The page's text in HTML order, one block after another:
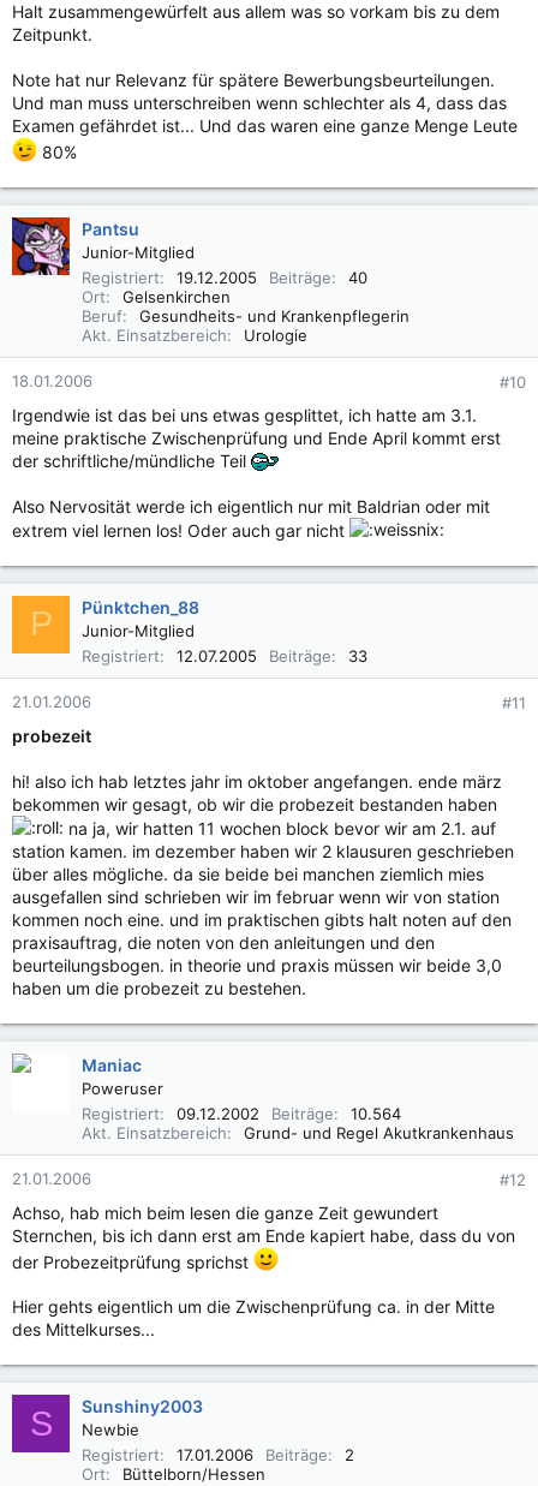
Halt zusammengewürfelt aus allem was so vorkam bis zu dem
Zeitpunkt.
Note hat nur Relevanz für spätere Bewerbungsbeurteilungen.
Und man muss unterschreiben wenn schlechter als 4, dass das
Examen gefährdet ist... Und das waren eine ganze Menge Leute
80%
Pantsu
Junior-Mitglied
Registriert
19.12.2005 Beiträge
40
Ort
Gelsenkirchen
Beruf
Gesundheits- und Krankenpflegerin
Akt. Einsatzbereich
Urologie
18.01.2006 #10
Irgendwie ist das bei uns etwas gesplittet, ich hatte am 3.1.
meine praktische Zwischenprüfung und Ende April kommt erst
der schriftliche/mündliche Teil
Also Nervosität werde ich eigentlich nur mit Baldrian oder mit
extrem viel lernen los! Oder auch gar nicht
P Pünktchen_88
Junior-Mitglied
Registriert
12.07.2005 Beiträge 33
21.01.2006 #11
probezeit
hi! also ich hab letztes jahr im oktober angefangen. ende märz
bekommen wir gesagt, ob wir die probezeit bestanden haben
na ja, wir hatten 11 wochen block bevor wir am 2.1. auf
station kamen. im dezember haben wir 2 klausuren geschrieben
über alles mögliche. da sie beide bei manchen ziemlich mies
ausgefallen sind schrieben wir im februar wenn wir von station
kommen noch eine. und im praktischen gibts halt noten auf den
praxisauftrag, die noten von den anleitungen und den
beurteilungsbogen. in theorie und praxis müssen wir beide 3,0
haben um die probezeit zu bestehen.
Maniac
Poweruser
Registriert
09.12.2002 Beiträge
10.564
Akt. Einsatzbereich
Grund- und Regel Akutkrankenhaus
21.01.2006 #12
Achso, hab mich beim lesen die ganze Zeit gewundert
Sternchen, bis ich dann erst am Ende kapiert habe, dass du von
der Probezeitprüfung sprichst
Hier gehts eigentlich um die Zwischenprüfung ca. in der Mitte
des Mittelkurses...
S Sunshiny2003
Newbie
Registriert
17.01.2006 Beiträge
2
Ort
Büttelborn/Hessen